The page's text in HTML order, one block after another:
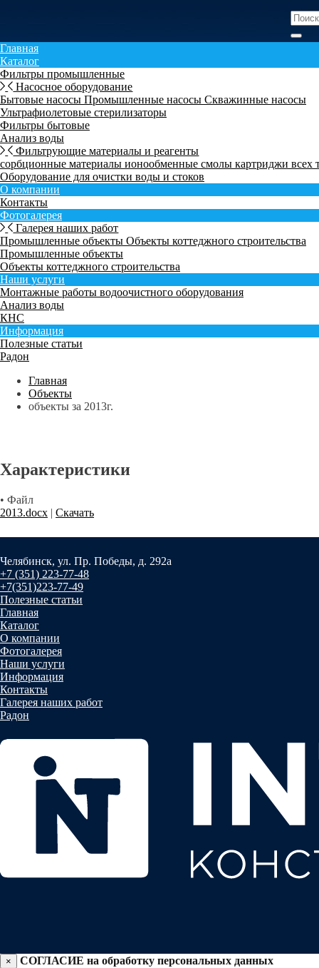
Главная
Каталог
Фильтры промышленные
Насосное оборудование
Бытовые насосы Промышленные насосы Скважинные насосы
Ультрафиолетовые стерилизаторы
Фильтры бытовые
Анализ воды
Фильтрующие материалы и реагенты
сорбционные материалы ионообменные смолы картриджи всех
Оборудование для очистки воды и стоков
О компании
Контакты
Фотогалерея
Галерея наших работ
Промышленные объекты Объекты коттеджного строительства
Промышленные объекты
Объекты коттеджного строительства
Наши услуги
Монтажные работы водоочистного оборудования
Анализ воды
КНС
Информация
Полезные статьи
Радон
Главная
Объекты
объекты за 2013г.
Характеристики
• Файл
2013.docx | Скачать
Челябинск, ул. Пр. Победы, д. 292а
+7 (351) 223-77-48
+7(351)223-77-49
Полезные статьи
Главная
Каталог
О компании
Фотогалерея
Наши услуги
Информация
Контакты
Галерея наших работ
Радон
×
СОГЛАСИЕ на обработку персональных данных